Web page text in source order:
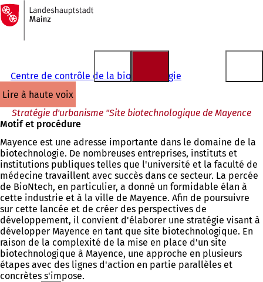
Accéder au contenu
Vers
la
page
d'accueil
Centre de contrôle de la biotechnologie
lire à haute voix
Stratégie d'urbanisme "Site biotechnologique de Mayence
Motif et procédure
Mayence est une adresse importante dans le domaine de la
biotechnologie. De nombreuses entreprises, instituts et
institutions publiques telles que l'université et la faculté de
médecine travaillent avec succès dans ce secteur. La percée
de BioNtech, en particulier, a donné un formidable élan à
cette industrie et à la ville de Mayence. Afin de poursuivre
sur cette lancée et de créer des perspectives de
développement, il convient d'élaborer une stratégie visant à
développer Mayence en tant que site biotechnologique. En
raison de la complexité de la mise en place d'un site
biotechnologique à Mayence, une approche en plusieurs
étapes avec des lignes d'action en partie parallèles et
concrètes s'impose.